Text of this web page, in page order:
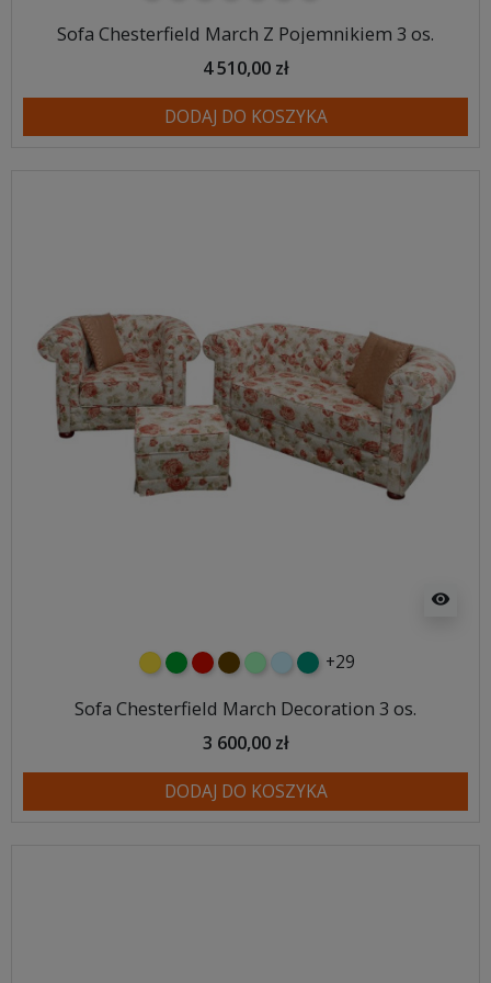
Sofa Chesterfield March Z Pojemnikiem 3 os.
4 510,00 zł
DODAJ DO KOSZYKA
visibility
żółtyzielonyczerwony
czekoladowy
miętowybłękitny
turkusowy
+29
Sofa Chesterfield March Decoration 3 os.
3 600,00 zł
DODAJ DO KOSZYKA